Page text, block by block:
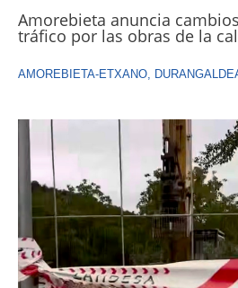
Amorebieta anuncia
tráfico por las obras de la
AMOREBIETA-ETXANO